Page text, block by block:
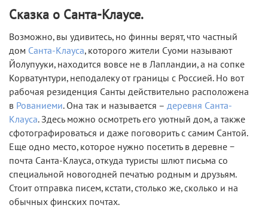
Сказка о Санта-Клаусе.
Возможно, вы удивитесь, но финны верят, что частный
дом Санта-Клауса, которого жители Суоми называют
Йолупууки, находится вовсе не в Лапландии, а на сопке
Корватунтури, неподалеку от границы с Россией. Но вот
рабочая резиденция Санты действительно расположена
в Рованиеми. Она так и называется – деревня Санта-
Клауса. Здесь можно осмотреть его уютный дом, а также
сфотографироваться и даже поговорить с самим Сантой.
Еще одно место, которое нужно посетить в деревне −
почта Санта-Клауса, откуда туристы шлют письма со
специальной новогодней печатью родным и друзьям.
Стоит отправка писем, кстати, столько же, сколько и на
обычных финских почтах.